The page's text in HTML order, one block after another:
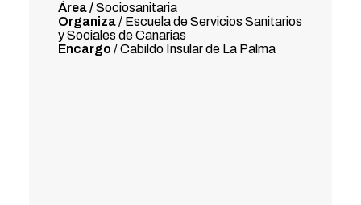
Área /Sociosanitaria
Organiza/ Escuela de Servicios Sanitarios
y Sociales de Canarias
Encargo / Cabildo Insular de La Palma